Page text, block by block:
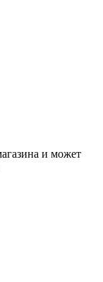
и может